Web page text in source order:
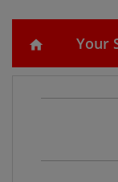
home Your